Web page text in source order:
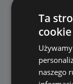
dziesiątki
świata.
reggae,
gatunku,
starannie
stacji
Ta
cookie
naszego